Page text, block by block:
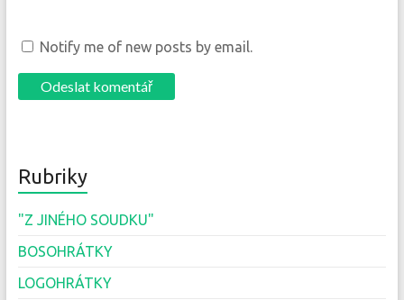
Notify me of new posts by email.
Rubriky
"Z JINÉHO SOUDKU"
BOSOHRÁTKY
LOGOHRÁTKY